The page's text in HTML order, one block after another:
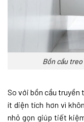
Bồn cầu
So với bồn cầu truyền
ít diện tích hơn vì
nhỏ gọn giúp tiết